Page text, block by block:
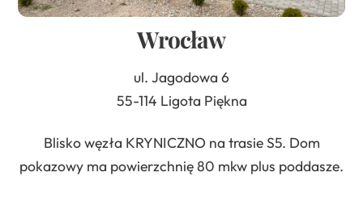
Wrocław
ul. Jagodowa 6
55-114 Ligota Piękna
Blisko węzła KRYNICZNO na trasie S5. Dom
pokazowy ma powierzchnię 80 mkw plus poddasze.